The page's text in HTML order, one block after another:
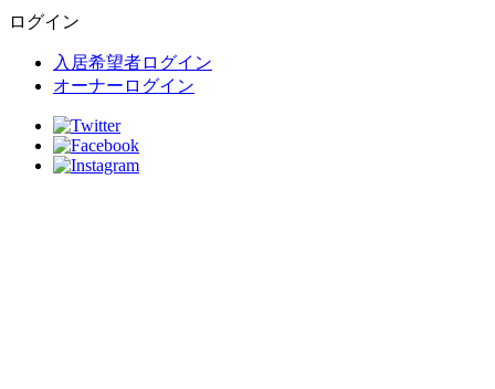
ログイン
入居希望者ログイン
オーナーログイン